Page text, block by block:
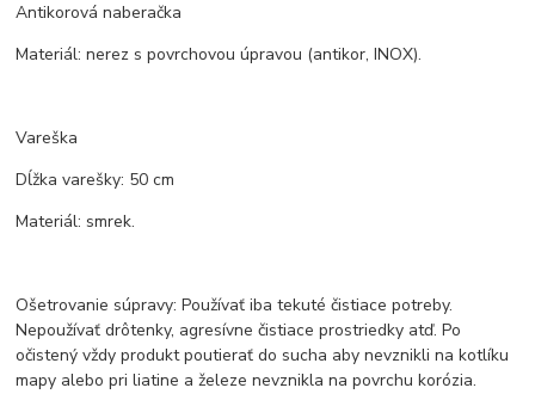
Antikorová naberačka
Materiál: nerez s povrchovou úpravou (antikor, INOX).
Vareška
Dĺžka varešky: 50 cm
Materiál: smrek.
Ošetrovanie súpravy: Používať iba tekuté čistiace potreby.
Nepoužívať drôtenky, agresívne čistiace prostriedky atď. Po
očistený vždy produkt poutierať do sucha aby nevznikli na kotlíku
mapy alebo pri liatine a železe nevznikla na povrchu korózia.